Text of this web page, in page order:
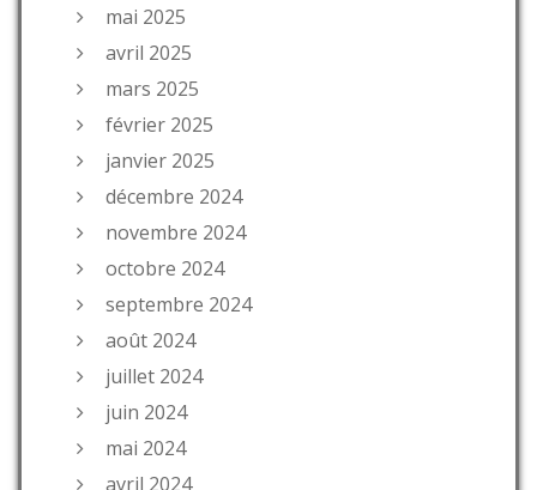
mai 2025
avril 2025
mars 2025
février 2025
janvier 2025
décembre 2024
novembre 2024
octobre 2024
septembre 2024
août 2024
juillet 2024
juin 2024
mai 2024
avril 2024